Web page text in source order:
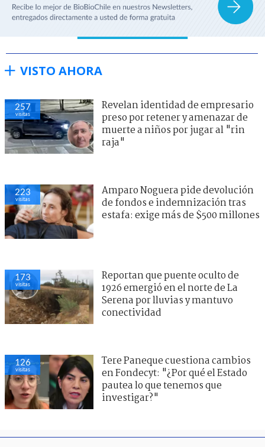
VISTO AHORA
257
visitas
Revelan identidad de empresario
preso por retener y amenazar de
muerte a niños por jugar al "rin
raja"
223
visitas
Amparo Noguera pide devolución
de fondos e indemnización tras
estafa: exige más de $500 millones
173
visitas
Reportan que puente oculto de
1926 emergió en el norte de La
Serena por lluvias y mantuvo
conectividad
126
visitas
Tere Paneque cuestiona cambios
en Fondecyt: "¿Por qué el Estado
pautea lo que tenemos que
investigar?"